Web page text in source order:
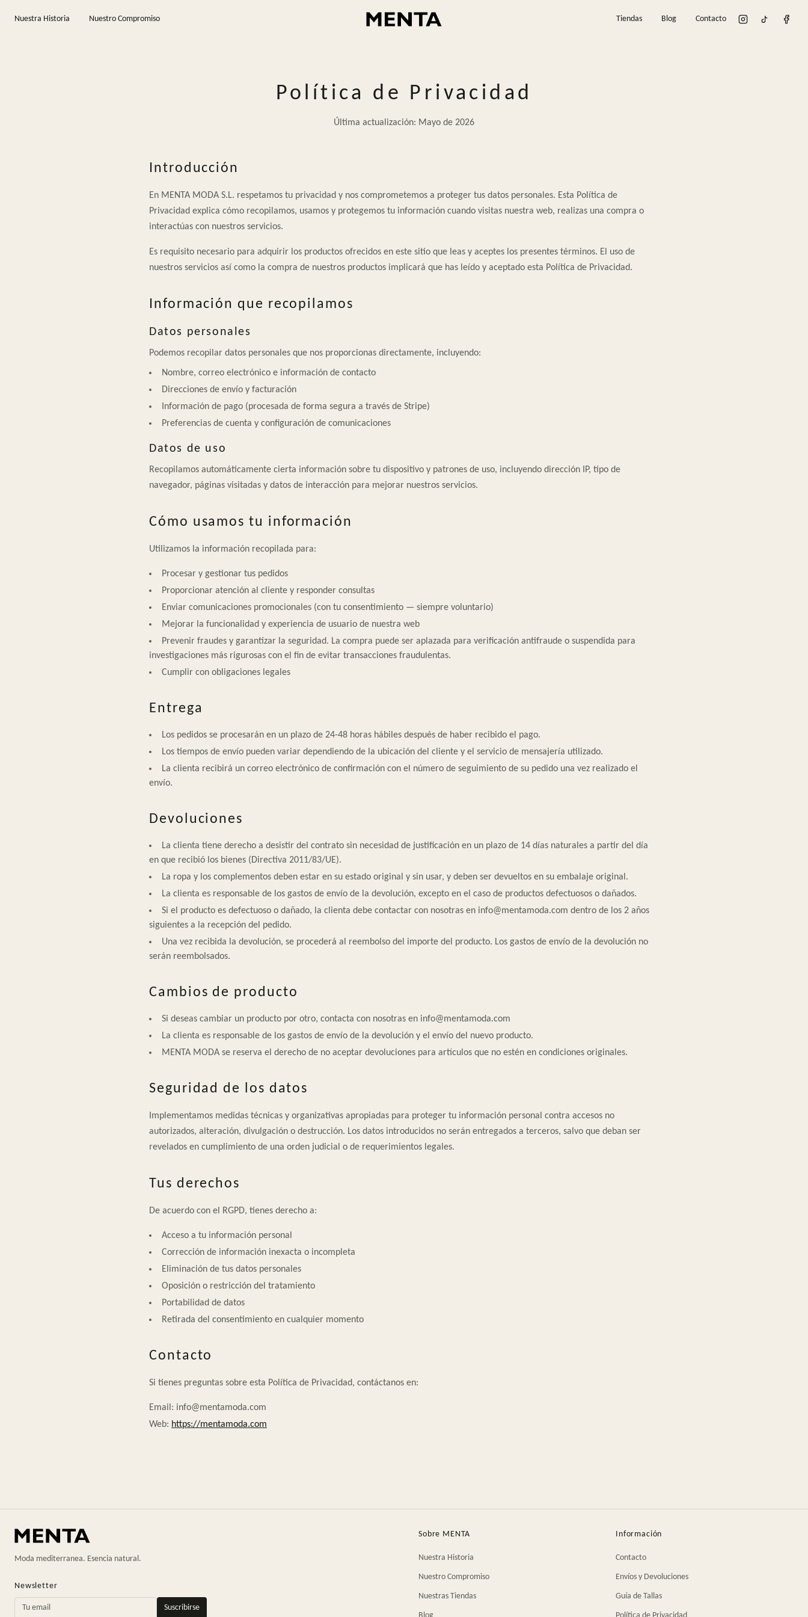
Nuestra Historia Nuestro Compromiso Tiendas Blog Contacto
Política de Privacidad
Última actualización: Mayo de 2026
Introducción
En MENTA MODA S.L. respetamos tu privacidad y nos comprometemos a proteger tus datos personales. Esta Política de
Privacidad explica cómo recopilamos, usamos y protegemos tu información cuando visitas nuestra web, realizas una compra o
interactúas con nuestros servicios.
Es requisito necesario para adquirir los productos ofrecidos en este sitio que leas y aceptes los presentes términos. El uso de
nuestros servicios así como la compra de nuestros productos implicará que has leído y aceptado esta Política de Privacidad.
Información que recopilamos
Datos personales
Podemos recopilar datos personales que nos proporcionas directamente, incluyendo:
Nombre, correo electrónico e información de contacto
Direcciones de envío y facturación
Información de pago (procesada de forma segura a través de Stripe)
Preferencias de cuenta y configuración de comunicaciones
Datos de uso
Recopilamos automáticamente cierta información sobre tu dispositivo y patrones de uso, incluyendo dirección IP, tipo de
navegador, páginas visitadas y datos de interacción para mejorar nuestros servicios.
Cómo usamos tu información
Utilizamos la información recopilada para:
Procesar y gestionar tus pedidos
Proporcionar atención al cliente y responder consultas
Enviar comunicaciones promocionales (con tu consentimiento — siempre voluntario)
Mejorar la funcionalidad y experiencia de usuario de nuestra web
Prevenir fraudes y garantizar la seguridad. La compra puede ser aplazada para verificación antifraude o suspendida para
investigaciones más rigurosas con el fin de evitar transacciones fraudulentas.
Cumplir con obligaciones legales
Entrega
Los pedidos se procesarán en un plazo de 24-48 horas hábiles después de haber recibido el pago.
Los tiempos de envío pueden variar dependiendo de la ubicación del cliente y el servicio de mensajería utilizado.
La clienta recibirá un correo electrónico de confirmación con el número de seguimiento de su pedido una vez realizado el
envío.
Devoluciones
La clienta tiene derecho a desistir del contrato sin necesidad de justificación en un plazo de 14 días naturales a partir del día
en que recibió los bienes (Directiva 2011/83/UE).
La ropa y los complementos deben estar en su estado original y sin usar, y deben ser devueltos en su embalaje original.
La clienta es responsable de los gastos de envío de la devolución, excepto en el caso de productos defectuosos o dañados.
Si el producto es defectuoso o dañado, la clienta debe contactar con nosotras en info@mentamoda.com dentro de los 2 años
siguientes a la recepción del pedido.
Una vez recibida la devolución, se procederá al reembolso del importe del producto. Los gastos de envío de la devolución no
serán reembolsados.
Cambios de producto
Si deseas cambiar un producto por otro, contacta con nosotras en info@mentamoda.com
La clienta es responsable de los gastos de envío de la devolución y el envío del nuevo producto.
MENTA MODA se reserva el derecho de no aceptar devoluciones para artículos que no estén en condiciones originales.
Seguridad de los datos
Implementamos medidas técnicas y organizativas apropiadas para proteger tu información personal contra accesos no
autorizados, alteración, divulgación o destrucción. Los datos introducidos no serán entregados a terceros, salvo que deban ser
revelados en cumplimiento de una orden judicial o de requerimientos legales.
Tus derechos
De acuerdo con el RGPD, tienes derecho a:
Acceso a tu información personal
Corrección de información inexacta o incompleta
Eliminación de tus datos personales
Oposición o restricción del tratamiento
Portabilidad de datos
Retirada del consentimiento en cualquier momento
Contacto
Si tienes preguntas sobre esta Política de Privacidad, contáctanos en:
Email: info@mentamoda.com
Web: https://mentamoda.com
Moda mediterranea. Esencia natural.
Newsletter
Suscribirse
Sobre MENTA
Nuestra Historia
Nuestro Compromiso
Nuestras Tiendas
Información
Contacto
Envíos y Devoluciones
Guía de Tallas